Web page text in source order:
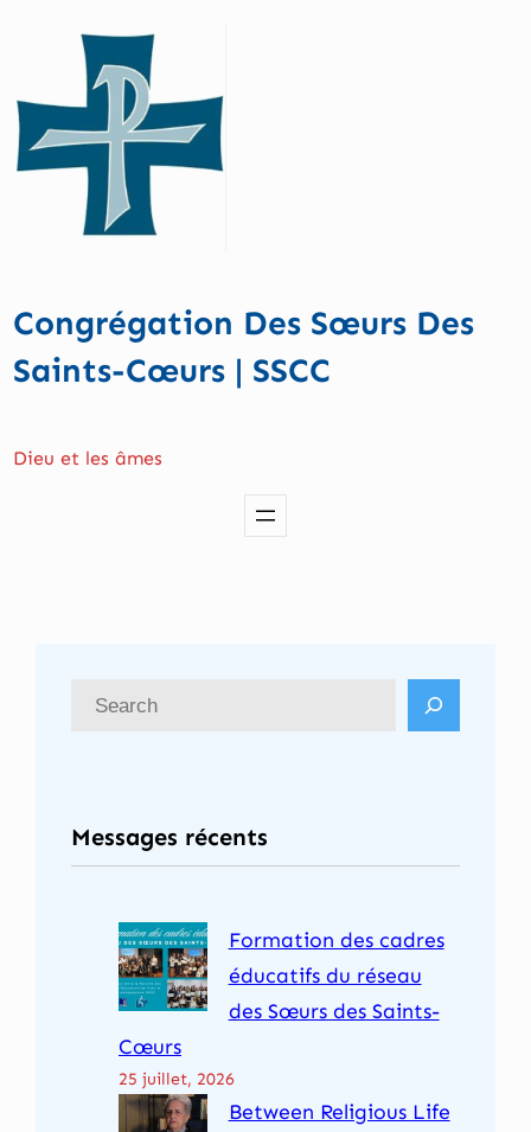
Congrégation Des Sœurs Des
Saints-Cœurs | SSCC
Dieu et les âmes
e
r
Messages récents
Formation des cadres
éducatifs du réseau
des Sœurs des Saints-
Cœurs
25 juillet, 2026
Between Religious Life